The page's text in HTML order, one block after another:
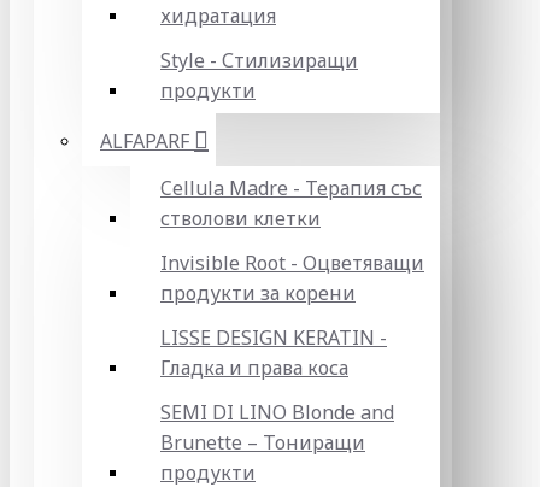
хидратация
Style - Стилизиращи
продукти
ALFAPARF
Cellula Madre - Терапия със
стволови клетки
Invisible Root - Оцветяващи
продукти за корени
LISSE DESIGN KERATIN -
Гладка и права коса
SEMI DI LINO Blonde and
Brunette – Тониращи
продукти